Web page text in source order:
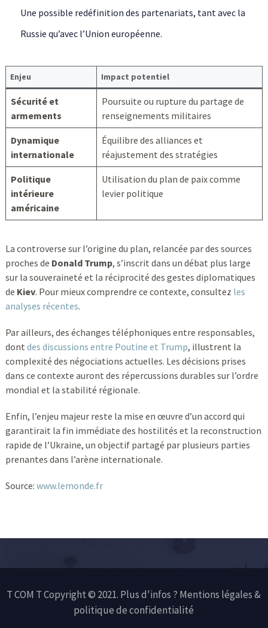
Une possible redéfinition des partenariats, tant avec la
Russie qu’avec l’Union européenne.
Enjeu Impact potentiel
Sécurité et
armements
Poursuite ou rupture du partage de
renseignements militaires
Dynamique
internationale
Équilibre des alliances et
réajustement des stratégies
Politique
intérieure
américaine
Utilisation du plan de paix comme
levier politique
La controverse sur l’origine du plan, relancée par des sources
proches de Donald Trump, s’inscrit dans un débat plus large
sur la souveraineté et la réciprocité des gestes diplomatiques
de Kiev. Pour mieux comprendre ce contexte, consultez les
analyses récentes.
Par ailleurs, des échanges téléphoniques entre responsables,
dont des discussions entre Poutine et Trump, illustrent la
complexité des négociations actuelles. Les décisions prises
dans ce contexte auront des répercussions durables sur l’ordre
mondial et la stabilité régionale.
Enfin, l’enjeu majeur reste la mise en œuvre d’un accord qui
garantirait la fin immédiate des hostilités et la reconstruction
rapide de l’Ukraine, un objectif partagé par plusieurs parties
prenantes dans l’arène internationale.
Source: www.lemonde.fr
T COM T Copyright © 2021. Plus d'infos ? Mentions légales &
politique de confidentialité